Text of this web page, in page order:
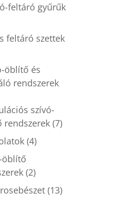
feltáró gyűrűk
feltáró szettek
öblítő és
rendszerek
szívó-
rendszerek (7)
(4)
öblítő
(2)
(13)